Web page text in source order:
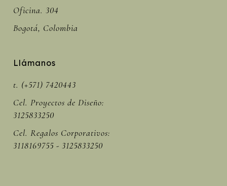
Oficina. 304
Bogotá, Colombia
Llámanos
t. (+571) 7420443
Cel. Proyectos de Diseño:
3125833250
Cel. Regalos Corporativos:
3118169755 - 3125833250